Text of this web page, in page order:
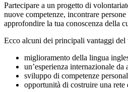
Partecipare a un progetto di
nuove competenze, incontrare
approfondire la tua conoscenza della
Ecco alcuni dei principali vantaggi del
miglioramento della lingua
un’esperienza internazionale
sviluppo di competenze
opportunità di costruire una